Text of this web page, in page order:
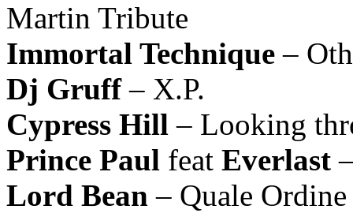
Martin Tribute
Immortal Technique –
Dj Gruff– X.P.
Cypress Hill – Looking
Prince Paul feat Everlast
Lord Bean – Quale